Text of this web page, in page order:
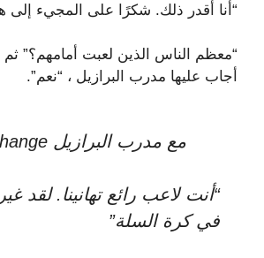
“أنا أقدر ذلك. شكرًا على المجيء إلى
“معظم الناس الذين لعبت أمامهم؟”
أجاب عليها مدرب البرازيل ، “نعم”.
Caitlin Exchange مع مدرب البرازيل
“أنت لاعب رائع تهانينا. لقد
في كرة السلة”